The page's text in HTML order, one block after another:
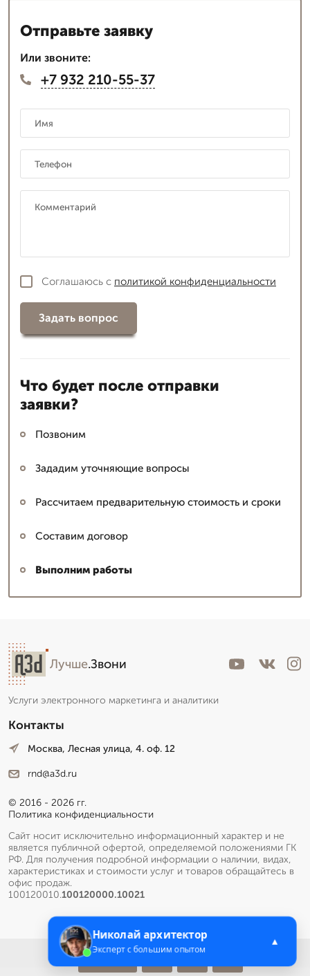
Отправьте заявку
Или звоните:
+7 932 210-55-37
Соглашаюсь с политикой конфиденциальности
Задать вопрос
Что будет после отправки
заявки?
Позвоним
Зададим уточняющие вопросы
Рассчитаем предварительную стоимость и сроки
Составим договор
Выполним работы
Лучше.Звони
Услуги электронного маркетинга и аналитики
Контакты
Москва, Лесная улица, 4. оф. 12
rnd@a3d.ru
© 2016 - 2026 гг.
Политика конфиденциальности
Сайт носит исключительно информационный характер и не
является публичной офертой, определяемой положениями ГК
РФ. Для получения подробной информации о наличии, видах,
характеристиках и стоимости услуг и товаров обращайтесь в
офис продаж.
100120010.100120000.10021
Николай архитектор
Эксперт с большим опытом
▲